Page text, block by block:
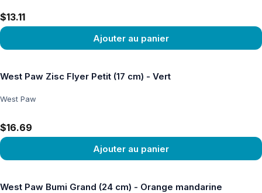
$13.11
Ajouter au panier
West Paw Zisc Flyer Petit (17 cm) - Vert
West Paw
$16.69
Ajouter au panier
West Paw Bumi Grand (24 cm) - Orange mandarine